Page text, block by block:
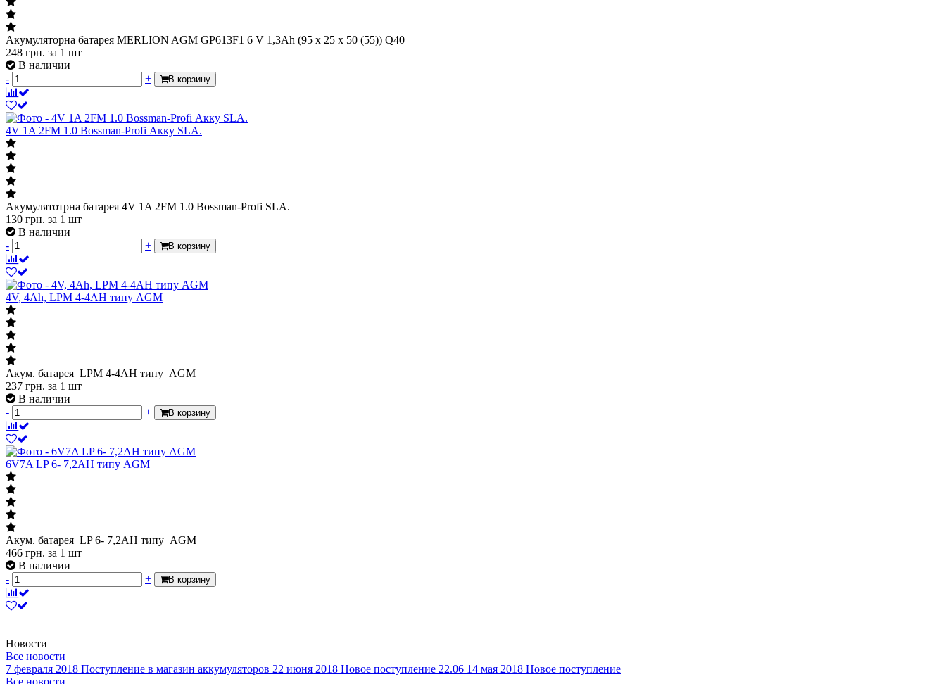
Акумуляторна батарея MERLION AGM GP613F1 6 V 1,3Ah (95 x 25 x 50 (55)) Q40
248 грн. за 1 шт
В наличии
-
+ В корзину
4V 1A 2FM 1.0 Bossman-Profi Акку SLA.
Акумулятотрна батарея 4V 1A 2FM 1.0 Bossman-Profi SLA.
130 грн. за 1 шт
В наличии
-
+ В корзину
4V, 4Ah, LPM 4-4АН типу AGM
Акум. батарея LPM 4-4АН типу AGM
237 грн. за 1 шт
В наличии
-
+ В корзину
6V7A LP 6- 7,2АН типу AGM
Акум. батарея LP 6- 7,2АН типу AGM
466 грн. за 1 шт
В наличии
-
+ В корзину
Новости
Все новости
7 февраля 2018 Поступление в магазин аккумуляторов 22 июня 2018 Новое поступление 22.06 14 мая 2018 Новое поступление
Все новости